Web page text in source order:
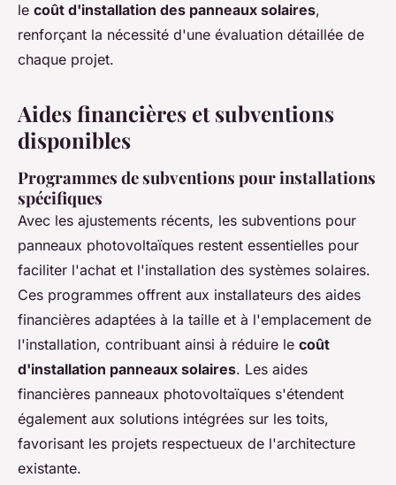
le coût d'installation des panneaux solaires,
renforçant la nécessité d'une évaluation détaillée de
chaque projet.
Aides financières et subventions
disponibles
Programmes de subventions pour installations
spécifiques
Avec les ajustements récents, les subventions pour
panneaux photovoltaïques restent essentielles pour
faciliter l'achat et l'installation des systèmes solaires.
Ces programmes offrent aux installateurs des aides
financières adaptées à la taille et à l'emplacement de
l'installation, contribuant ainsi à réduire le coût
d'installation panneaux solaires. Les aides
financières panneaux photovoltaïques s'étendent
également aux solutions intégrées sur les toits,
favorisant les projets respectueux de l'architecture
existante.